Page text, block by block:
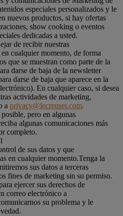
especiales personalizados y le
nuevos productos, si hay ofertas
show cooking o eventos
dedicadas a usted.
de recibir nuestras
cualquier momento, de forma
que se muestran como parte de la
darse de baja de la newsletter
darse de baja que aparece en la
En cualquier caso, si desea
actividades de marketing,
a privacy@lecreuset.com.
pero en algunas
algunas comunicaciones más
completo.
de sus datos y que
en cualquier momento.Tenga la
sus datos a terceras
fines de marketing sin su permiso.
ejercer sus derechos de
correo electrónico a
su problema y le